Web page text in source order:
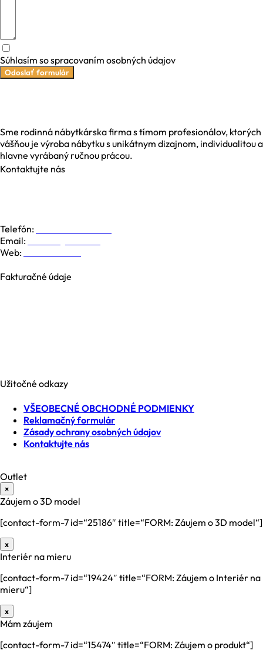
Súhlasím so spracovaním osobných údajov
Odoslať formulár
Sme rodinná nábytkárska firma s tímom profesionálov, ktorých
vášňou je výroba nábytku s unikátnym dizajnom, individualitou a
hlavne vyrábaný ručnou prácou.
Kontaktujte nás
Telefón:
Email:
Web:
Fakturačné údaje
Užitočné odkazy
VŠEOBECNÉ OBCHODNÉ PODMIENKY
Reklamačný formulár
Zásady ochrany osobných údajov
Kontaktujte nás
Outlet
×
Záujem o 3D model
[contact-form-7 id=“25186″ title=“FORM: Záujem o 3D model“]
x
Interiér na mieru
[contact-form-7 id=“19424″ title=“FORM: Záujem o Interiér na
mieru“]
x
Mám záujem
[contact-form-7 id=“15474″ title=“FORM: Záujem o produkt“]